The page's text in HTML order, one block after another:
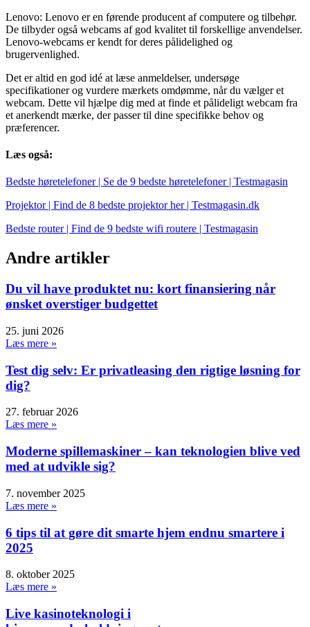
Lenovo: Lenovo er en førende producent af computere og tilbehør.
De tilbyder også webcams af god kvalitet til forskellige anvendelser.
Lenovo-webcams er kendt for deres pålidelighed og
brugervenlighed.
Det er altid en god idé at læse anmeldelser, undersøge
specifikationer og vurdere mærkets omdømme, når du vælger et
webcam. Dette vil hjælpe dig med at finde et pålideligt webcam fra
et anerkendt mærke, der passer til dine specifikke behov og
præferencer.
Læs også:
Bedste høretelefoner | Se de 9 bedste høretelefoner | Testmagasin
Projektor | Find de 8 bedste projektor her | Testmagasin.dk
Bedste router | Find de 9 bedste wifi routere | Testmagasin
Andre artikler
Du vil have produktet nu: kort finansiering når
ønsket overstiger budgettet
25. juni 2026
Læs mere »
Test dig selv: Er privatleasing den rigtige løsning for
dig?
27. februar 2026
Læs mere »
Moderne spillemaskiner – kan teknologien blive ved
med at udvikle sig?
7. november 2025
Læs mere »
6 tips til at gøre dit smarte hjem endnu smartere i
2025
8. oktober 2025
Læs mere »
Live kasinoteknologi i